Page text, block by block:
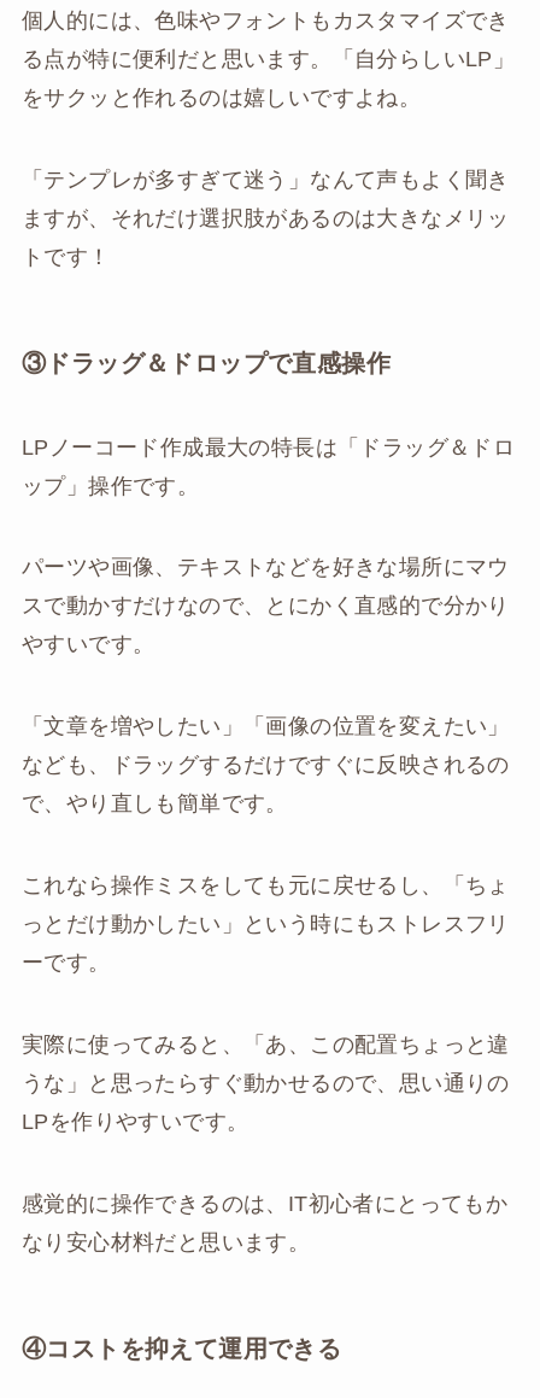
個人的には、色味やフォントもカスタマイズでき
る点が特に便利だと思います。「自分らしいLP」
をサクッと作れるのは嬉しいですよね。
「テンプレが多すぎて迷う」なんて声もよく聞き
ますが、それだけ選択肢があるのは大きなメリッ
トです！
③ドラッグ＆ドロップで直感操作
LPノーコード作成最大の特長は「ドラッグ＆ドロ
ップ」操作です。
パーツや画像、テキストなどを好きな場所にマウ
スで動かすだけなので、とにかく直感的で分かり
やすいです。
「文章を増やしたい」「画像の位置を変えたい」
なども、ドラッグするだけですぐに反映されるの
で、やり直しも簡単です。
これなら操作ミスをしても元に戻せるし、「ちょ
っとだけ動かしたい」という時にもストレスフリ
ーです。
実際に使ってみると、「あ、この配置ちょっと違
うな」と思ったらすぐ動かせるので、思い通りの
LPを作りやすいです。
感覚的に操作できるのは、IT初心者にとってもか
なり安心材料だと思います。
④コストを抑えて運用できる